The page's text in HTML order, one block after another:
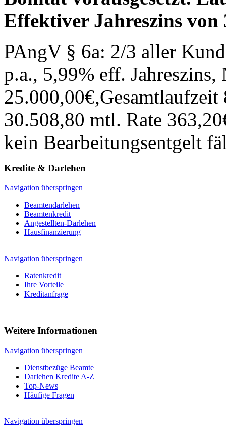
Effektiver Jahreszins von
PAngV § 6a: 2/3 aller
p.a., 5,99% eff.
30.508,80 mtl. Rate
kein Bearbeitungsentgelt
Kredite & Darlehen
Navigation überspringen
Beamtendarlehen
Beamtenkredit
Angestellten-Darlehen
Hausfinanzierung
Navigation überspringen
Ratenkredit
Ihre Vorteile
Kreditanfrage
Weitere Informationen
Navigation überspringen
Dienstbezüge Beamte
Darlehen Kredite A-Z
Top-News
Häufige Fragen
Navigation überspringen